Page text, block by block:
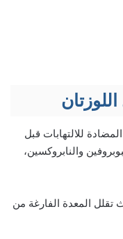
للالتهابات قبل
والنابروكسين،
تقلل المعدة الفارغة من